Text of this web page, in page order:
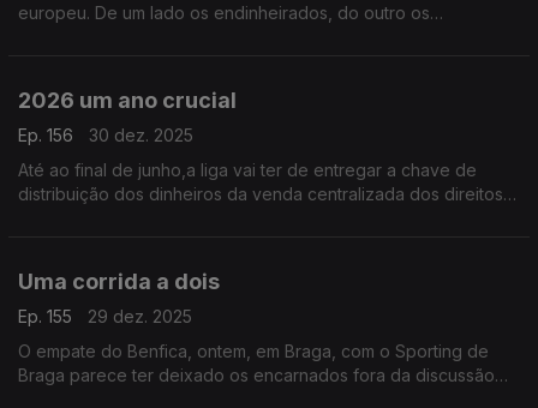
europeu. De um lado os endinheirados, do outro os
2026 um ano crucial
Ep. 156
30 dez. 2025
Até ao final de junho,a liga vai ter de entregar a chave de
distribuição dos dinheiros da venda centralizada dos direitos
Uma corrida a dois
Ep. 155
29 dez. 2025
O empate do Benfica, ontem, em Braga, com o Sporting de
Braga parece ter deixado os encarnados fora da discussão